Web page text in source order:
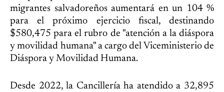
migrantes salvadoreños aumentará en un 104 %
para el próximo ejercicio fiscal, destinando
$580,475 para el rubro de "atención a la diáspora
y movilidad humana" a cargo del Viceministerio de
Diáspora y Movilidad Humana.
Desde 2022, la Cancillería ha atendido a 32,895